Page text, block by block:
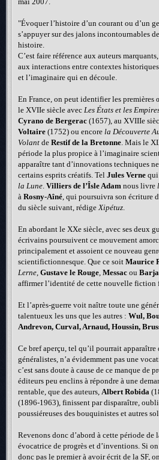
"Évoquer l’histoire d’un courant ou d’un
s’appuyer sur des jalons incontournables
histoire.
C’est faire référence aux auteurs
aux interactions entre contextes
et l’imaginaire qui en découle.
En France, on peut identifier les premières
le XVIIe siècle avec Les États et les
Cyrano de Bergerac (1657), au XVIIIe
Voltaire (1752) ou encore la Découverte
Volant de Restif de la Bretonne. Mais le
période la plus propice à l’imaginaire
apparaître tant d’innovations techniques
certains esprits créatifs. Tel Jules Verne qui
la Lune. Villiers de l’Îsle Adam nous livre
à Rosny-Aîné, qui poursuivra son écriture
du siècle suivant, rédigeXipétuz.
En abordant le XXe siècle, avec ses deux
écrivains poursuivent ce mouvement
principalement et assoient ce nouveau
scientifictionnesque. Que ce soit Maurice
Lerne, Gustave le Rouge, Messac ou
affirmer l’identité de cette nouvelle fiction
Et l’après-guerre voit naître toute une
talentueux les uns que les autres : Wul,
Andrevon, Curval, Arnaud, Houssin,
Ce bref aperçu, tel qu’il pourrait apparaître
généralistes, n’a évidemment pas une
c’est sans doute à cause de ce manque de
éditeurs peu enclins à répondre à une
rentable, que des auteurs, Albert Robida
(1896-1963), finissent par disparaître,
poussiéreuses des bouquinistes et autres
Revenons donc d’abord à cette période
évocatrice de progrès et d’inventions. Si
donc pas le premier à avoir écrit de la SF,